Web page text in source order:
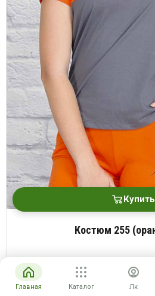
Купить
Костюм 255
Размеры:
640 руб.
Главная Каталог Лк